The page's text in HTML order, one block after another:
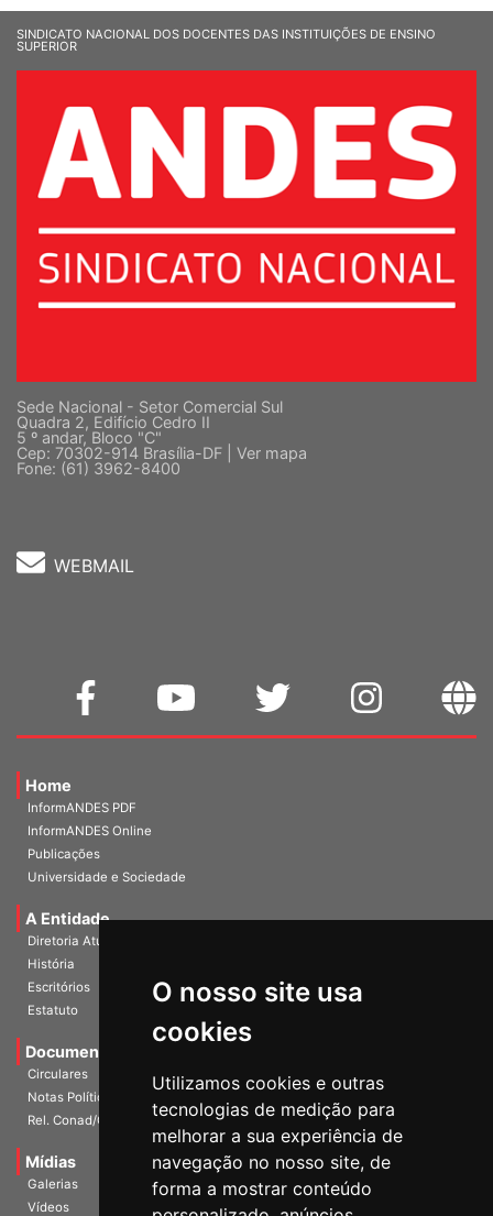
O nosso site usa
cookies
Utilizamos cookies e outras
tecnologias de medição para
melhorar a sua experiência de
navegação no nosso site, de
forma a mostrar conteúdo
SINDICATO NACIONAL DOS DOCENTES DAS INSTITUIÇÕES DE ENSINO
SUPERIOR
Sede Nacional - Setor Comercial Sul
Quadra 2, Edifício Cedro II
5 º andar, Bloco "C"
Cep: 70302-914 Brasília-DF | Ver mapa
Fone: (61) 3962-8400
WEBMAIL
Home
InformANDES PDF
InformANDES Online
Publicações
Universidade e Sociedade
A Entidade
Diretoria Atual
História
Escritórios
Estatuto
Documentos
Circulares
Notas Políticas
Rel. Conad/Congresso
Mídias
Galerias
Vídeos